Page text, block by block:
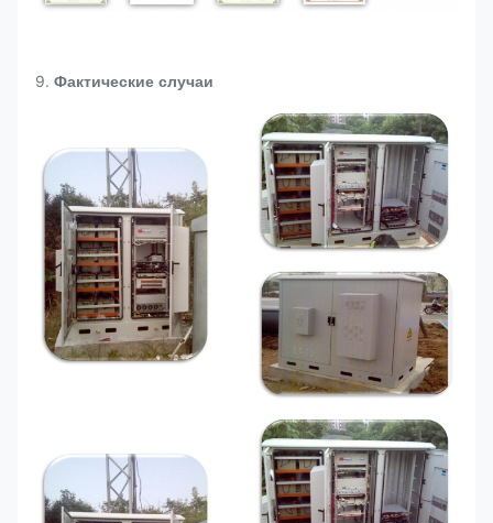
9. Фактические случаи